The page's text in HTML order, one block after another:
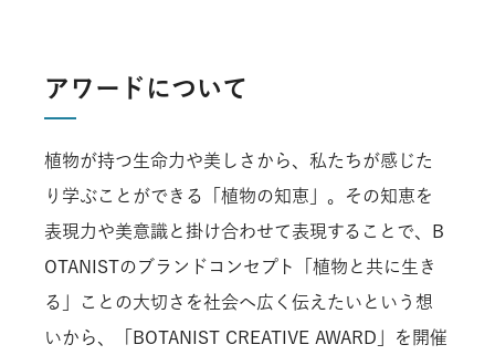
アワードについて
植物が持つ生命力や美しさから、私たちが感じた
り学ぶことができる「植物の知恵」。その知恵を
表現力や美意識と掛け合わせて表現することで、B
OTANISTのブランドコンセプト「植物と共に生き
る」ことの大切さを社会へ広く伝えたいという想
いから、「BOTANIST CREATIVE AWARD」を開催